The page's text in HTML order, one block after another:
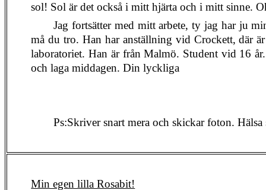
sol! Sol är det också i mitt hjärta och i mitt sinne.
Jag fortsätter med mitt arbete, ty jag har ju
må du tro. Han har anställning vid Crockett, där
laboratoriet. Han är från Malmö. Student vid 16
och laga middagen. Din lyckliga
Ps:Skriver snart mera och skickar foton.
Min egen lilla Rosabit!